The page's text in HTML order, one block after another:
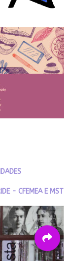
- CFEMEA E MST